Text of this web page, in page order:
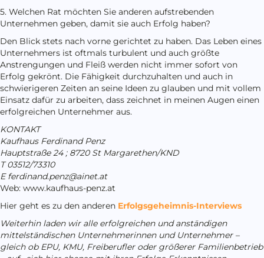
5. Welchen Rat möchten Sie anderen aufstrebenden
Unternehmen geben, damit sie auch Erfolg haben?
Den Blick stets nach vorne gerichtet zu haben. Das Leben eines
Unternehmers ist oftmals turbulent und auch größte
Anstrengungen und Fleiß werden nicht immer sofort von
Erfolg gekrönt. Die Fähigkeit durchzuhalten und auch in
schwierigeren Zeiten an seine Ideen zu glauben und mit vollem
Einsatz dafür zu arbeiten, dass zeichnet in meinen Augen einen
erfolgreichen Unternehmer aus.
KONTAKT
Kaufhaus Ferdinand Penz
Hauptstraße 24 ; 8720 St Margarethen/KND
T 03512/73310
E ferdinand.penz@ainet.at
Web: www.kaufhaus-penz.at
Hier geht es zu den anderen Erfolgsgeheimnis-Interviews
Weiterhinladen wir alle erfolgreichen und anständigen
mittelständischen Unternehmerinnen und Unternehmer –
gleich ob EPU, KMU, Freiberufler oder größerer Familienbetrieb